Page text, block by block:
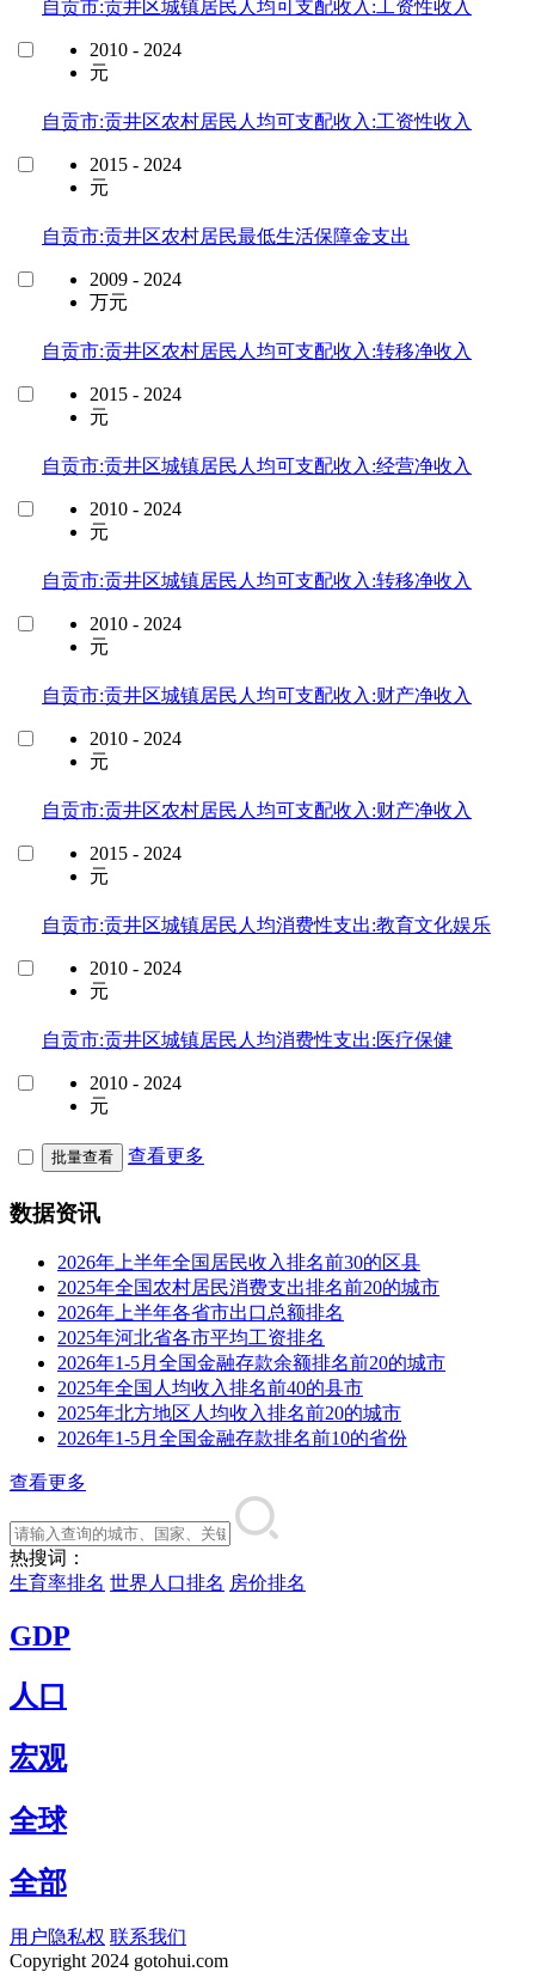
自贡市:贡井区城镇居民人均可支配收入:工资性收入
2010 - 2024
元
自贡市:贡井区农村居民人均可支配收入:工资性收入
2015 - 2024
元
自贡市:贡井区农村居民最低生活保障金支出
2009 - 2024
万元
自贡市:贡井区农村居民人均可支配收入:转移净收入
2015 - 2024
元
自贡市:贡井区城镇居民人均可支配收入:经营净收入
2010 - 2024
元
自贡市:贡井区城镇居民人均可支配收入:转移净收入
2010 - 2024
元
自贡市:贡井区城镇居民人均可支配收入:财产净收入
2010 - 2024
元
自贡市:贡井区农村居民人均可支配收入:财产净收入
2015 - 2024
元
自贡市:贡井区城镇居民人均消费性支出:教育文化娱乐
2010 - 2024
元
自贡市:贡井区城镇居民人均消费性支出:医疗保健
2010 - 2024
元
批量查看 查看更多
数据资讯
2026年上半年全国居民收入排名前30的区县
2025年全国农村居民消费支出排名前20的城市
2026年上半年各省市出口总额排名
2025年河北省各市平均工资排名
2026年1-5月全国金融存款余额排名前20的城市
2025年全国人均收入排名前40的县市
2025年北方地区人均收入排名前20的城市
2026年1-5月全国金融存款排名前10的省份
查看更多
热搜词：
生育率排名 世界人口排名 房价排名
GDP
人口
宏观
全球
全部
用户隐私权 联系我们
Copyright 2024 gotohui.com